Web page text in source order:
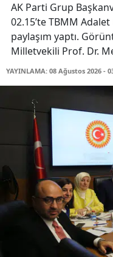
AK Parti Grup
02.15’te TBMM
paylaşım yaptı.
Milletvekili Prof. Dr.
YAYINLAMA: 08 Ağustos 2026 -